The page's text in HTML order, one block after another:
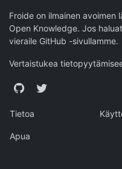
Froide on ilmainen
Open Knowledge. Jos
vieraile GitHub -sivullamme.
Vertaistukea
GitHubTwitter
Tietoa
Apua